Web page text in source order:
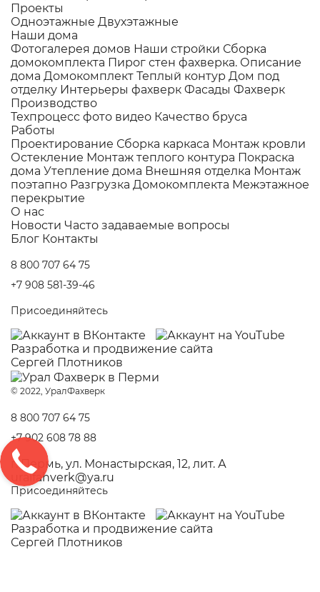
Проекты
Одноэтажные Двухэтажные
Наши дома
Фотогалерея домов Наши стройки Сборка
домокомплекта Пирог стен фахверка. Описание
дома Домокомплект Теплый контур Дом под
отделку Интерьеры фахверк Фасады Фахверк
Производство
Техпроцесс фото видео Качество бруса
Работы
Проектирование Сборка каркаса Монтаж кровли
Остекление Монтаж теплого контура Покраска
дома Утепление дома Внешняя отделка Монтаж
поэтапно Разгрузка Домокомплекта Межэтажное
перекрытие
О нас
Новости Часто задаваемые вопросы
Блог Контакты
8 800 707 64 75
+7 908 581-39-46
Присоединяйтесь
Разработка и продвижение сайта
Сергей Плотников
© 2022, УралФахверк
8 800 707 64 75
+7 902 608 78 88
г. Пермь, ул. Монастырская, 12, лит. А
uralfahverk@ya.ru
Присоединяйтесь
Разработка и продвижение сайта
Сергей Плотников